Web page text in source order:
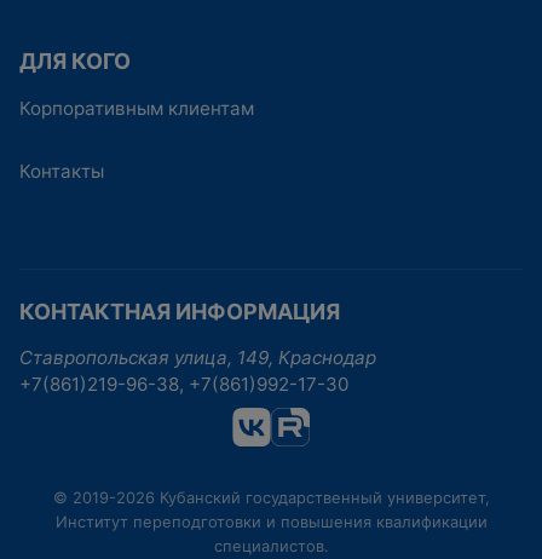
ДЛЯ КОГО
Корпоративным клиентам
Контакты
КОНТАКТНАЯ ИНФОРМАЦИЯ
Ставропольская улица, 149, Краснодар
+7(861)219-96-38, +7(861)992-17-30
© 2019-2026 Кубанский государственный университет,
Институт переподготовки и повышения квалификации
специалистов.